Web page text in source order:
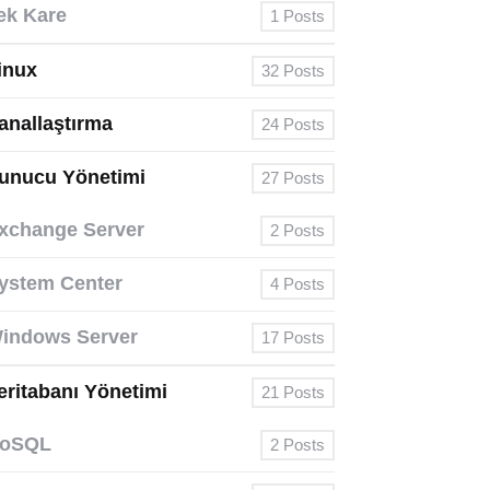
Kare 1 Posts
32 Posts
24 Posts
Yönetimi 27 Posts
Server 2 Posts
Center 4 Posts
Server 17 Posts
Yönetimi 21 Posts
2 Posts